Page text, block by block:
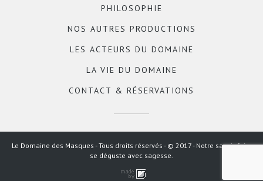
PHILOSOPHIE
NOS AUTRES PRODUCTIONS
LES ACTEURS DU DOMAINE
LA VIE DU DOMAINE
CONTACT & RÉSERVATIONS
Le Domaine des Masques - Tous droits réservés - © 2017 - Notre savoir-faire
se déguste avec sagesse.